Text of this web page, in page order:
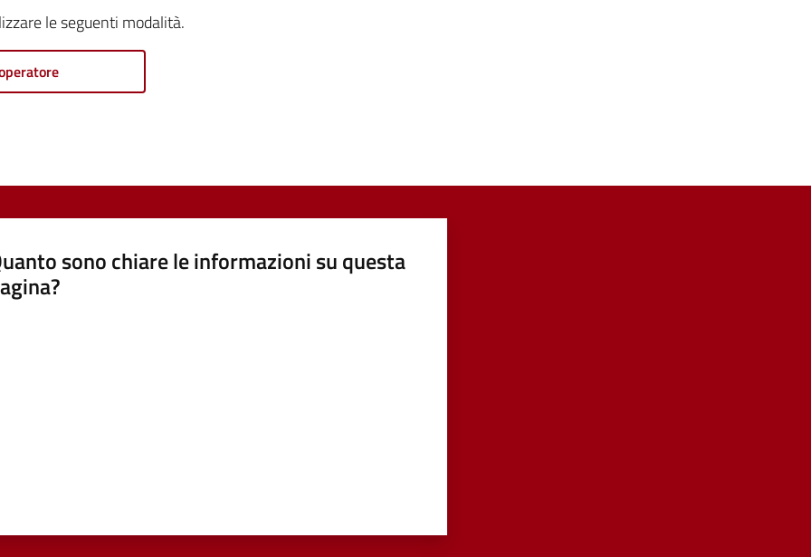
le seguenti modalità.
sono chiare le informazioni su questa